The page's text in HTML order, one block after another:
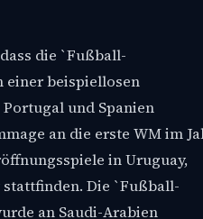
die `Fußball-
einer beispiellosen
und Spanien
an die erste WM im
in Uruguay,
Die `Fußball-
an Saudi-Arabien